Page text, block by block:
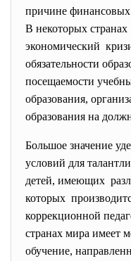
причине
В некоторых
экономический
обязательности
посещаемости
образования,
образования на
Большое значение
условий для
детей, имеющих
которых
коррекционной
странах мира имеет
обучение,